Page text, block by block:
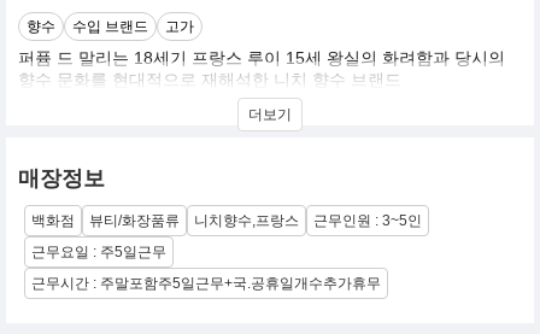
향수 수입 브랜드 고가
퍼퓸 드 말리는 18세기 프랑스 루이 15세 왕실의 화려함과 당시의
향수 문화를 현대적으로 재해석한 니치 향수 브랜드
뛰어난 지속력과 확산력을 바탕으로 델리나나 레이튼 같은 상징적
인 향수들을 선보이며 전 세계적인 팬덤을 보유하고 있으며,특히 명
우아하면서도 강렬한 분위기를 연출하는 것이 특징이다
더보기
매장정보
백화점 뷰티/화장품류 니치향수,프랑스
근무인원 : 3~5인
근무요일 : 주5일근무
근무시간 : 주말포함주5일근무+국.공휴일개수추가휴무